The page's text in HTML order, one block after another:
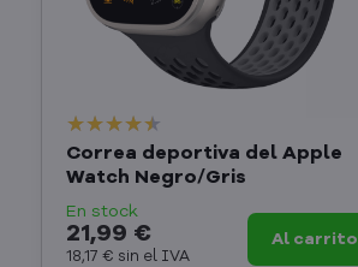
Correa deportiva del Apple
Watch Negro/Gris
En stock
21,99 €
18,17 € sin el IVA
Al carrito